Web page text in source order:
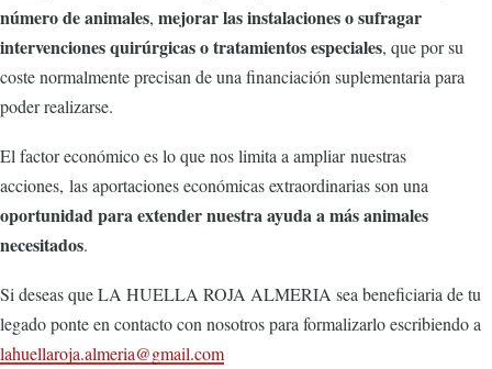
número de animales, mejorar las instalaciones o sufragar
intervenciones quirúrgicas o tratamientos especiales, que por su
coste normalmente precisan de una financiación suplementaria para
poder realizarse.
El factor económico es lo que nos limita a ampliar nuestras
acciones, las aportaciones económicas extraordinarias son una
oportunidad para extender nuestra ayuda a más animales
necesitados.
Si deseas que LA HUELLA ROJA ALMERIA sea beneficiaria de tu
legado ponte en contacto con nosotros para formalizarlo escribiendo a
lahuellaroja.almeria@gmail.com